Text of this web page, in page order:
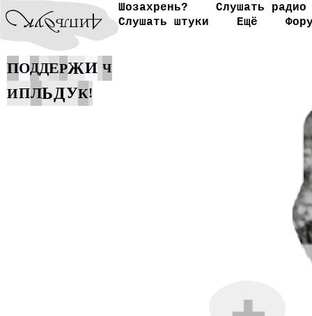
Шозахрень?
Слушать радио
Слушать штуки
Ещё
ПОДДЕРЖИ Ч
ИПЛЬДУК!